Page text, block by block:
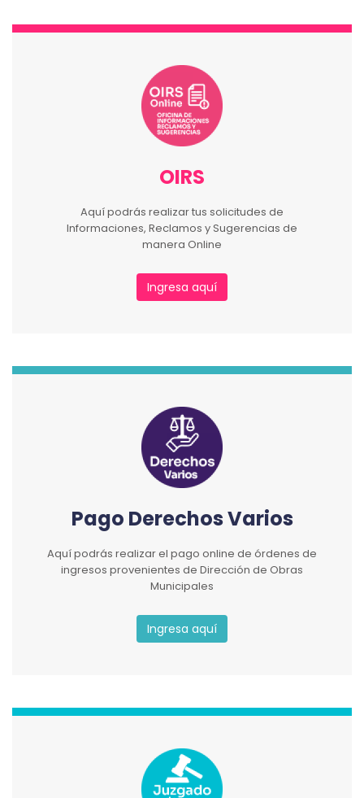
OIRS
Aquí podrás realizar tus solicitudes de
Informaciones, Reclamos y Sugerencias de
manera Online
Ingresa aquí
Pago Derechos Varios
Aquí podrás realizar el pago online de órdenes de
ingresos provenientes de Dirección de Obras
Municipales
Ingresa aquí